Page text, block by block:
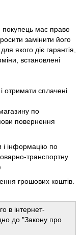
покупець має право
замінити його
якого діє гарантія,
встановлені
отримати сплачені
по
повернення
і інформацію по
транспортну
грошових коштів.
в інтернет-
до "Закону про